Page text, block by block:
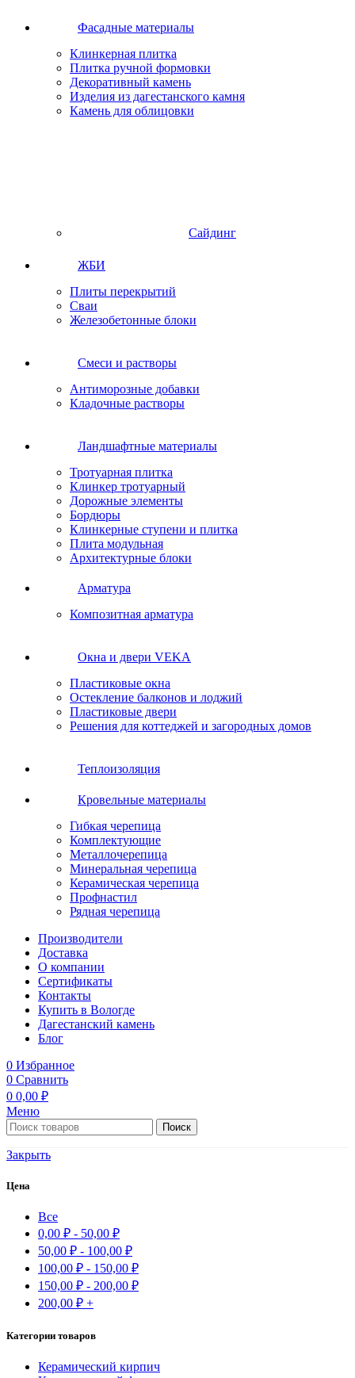
Фасадные материалы
Клинкерная плитка
Плитка ручной формовки
Декоративный камень
Изделия из дагестанского камня
Камень для облицовки
Сайдинг
ЖБИ
Плиты перекрытий
Сваи
Железобетонные блоки
Cмеси и растворы
Антиморозные добавки
Кладочные растворы
Ландшафтные материалы
Тротуарная плитка
Клинкер тротуарный
Дорожные элементы
Бордюры
Клинкерные ступени и плитка
Плита модульная
Архитектурные блоки
Арматура
Композитная арматура
Окна и двери VEKA
Пластиковые окна
Остекление балконов и лоджий
Пластиковые двери
Решения для коттеджей и загородных домов
Теплоизоляция
Кровельные материалы
Гибкая черепица
Комплектующие
Металлочерепица
Минеральная черепица
Керамическая черепица
Профнастил
Рядная черепица
Производители
Доставка
О компании
Сертификаты
Контакты
Купить в Вологде
Дагестанский камень
Блог
0 Избранное
0 Сравнить
0 0,00 ₽
Меню
Поиск
Закрыть
Цена
Все
0,00 ₽ - 50,00 ₽
50,00 ₽ - 100,00 ₽
100,00 ₽ - 150,00 ₽
150,00 ₽ - 200,00 ₽
200,00 ₽ +
Категории товаров
Керамический кирпич